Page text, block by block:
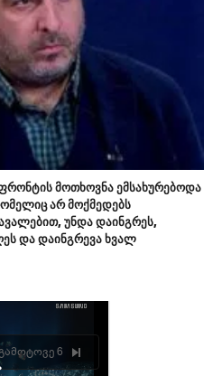
მოთხოვნა ემსახურებოდა
არ მოქმედებს
უნდა დაინგრეს,
და დაინგრევა ხვალ